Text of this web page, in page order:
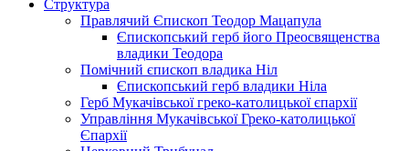
Структура
Правлячий Єпископ Теодор Мацапула
Єпископський герб його Преосвященства
владики Теодора
Помічний єпископ владика Ніл
Єпископський герб владики Ніла
Герб Мукачівської греко-католицької єпархії
Управління Мукачівської Греко-католицької
Єпархії